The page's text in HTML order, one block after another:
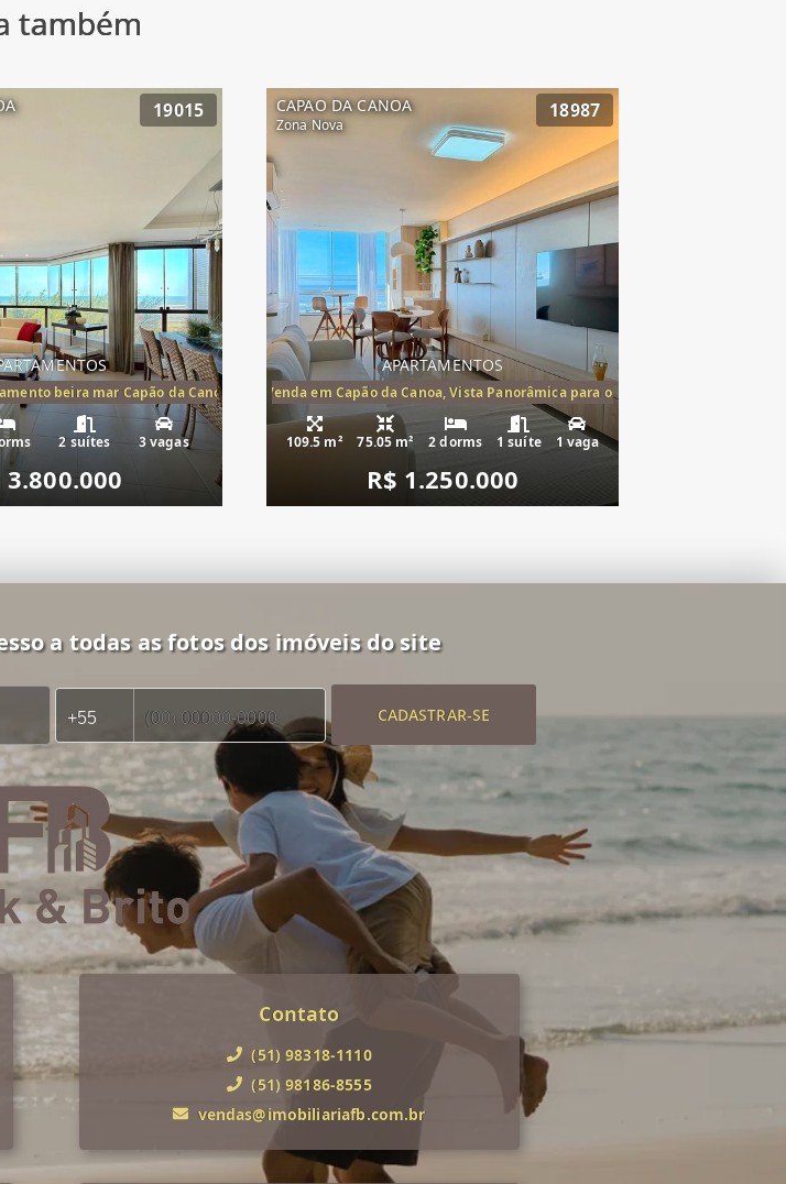
também
19015
beira mar Capão da Canoa, apartamento à venda Cap
2 suítes 3 vagas
3.800.000
CAPAO DA CANOA
Zona Nova
18987
APARTAMENTOS
Apartamento Beira-Mar à Venda em Capão da Canoa, Vista Panorâmica para o Mar, 2
109.5 m² 75.05 m² 2 dorms 1 suíte 1 vaga
R$ 1.250.000
a todas as fotos dos imóveis do site
CADASTRAR-SE
Contato
(51) 98318-1110
(51) 98186-8555
vendas@imobiliariafb.com.br